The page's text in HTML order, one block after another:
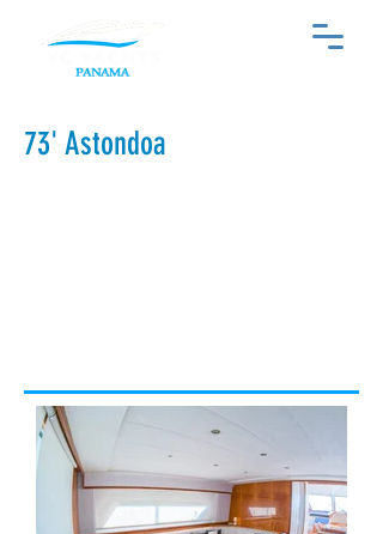
73' Astondoa